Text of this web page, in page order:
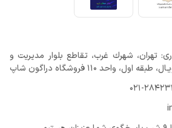
تهران، شهرك غرب، تقاطع بلوار مدیریت و
واحد 110 فروشگاه دراگون شاپ
021-